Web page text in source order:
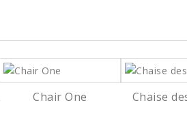
Chair One Chaise